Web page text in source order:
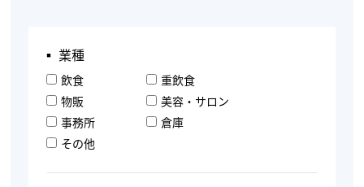
▪︎ 業種
飲食
重飲食
物販
美容・サロン
事務所
倉庫
その他